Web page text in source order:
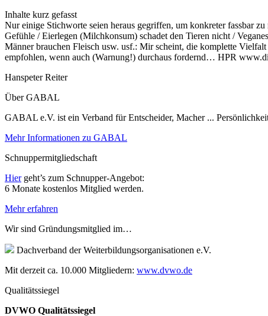
Inhalte kurz gefasst
Nur einige Stichworte seien heraus gegriffen, um konkreter fassbar
Gefühle / Eierlegen (Milchkonsum) schadet den Tieren nicht /
Männer brauchen Fleisch usw. usf.: Mir scheint, die komplette
empfohlen, wenn auch (Warnung!) durchaus fordernd… HPR
Hanspeter Reiter
Über GABAL
GABAL e.V. ist ein Verband für Entscheider, Macher ...
Mehr Informationen zu GABAL
Schnuppermitgliedschaft
Hiergeht’s zum Schnupper-Angebot:
6 Monate kostenlos Mitglied werden.
Mehr erfahren
Wir sind Gründungsmitglied im…
Dachverband der Weiterbildungsorganisationen e.V.
Mit derzeit ca. 10.000 Mitgliedern: www.dvwo.de
Qualitätssiegel
DVWO Qualitätssiegel